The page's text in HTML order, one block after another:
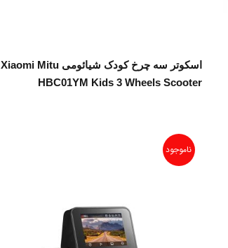
اطلاعات بیشتر
اسکوتر سه چرخ کودک شیائومی Xiaomi Mitu
HBC01YM Kids 3 Wheels Scooter
ناموجود